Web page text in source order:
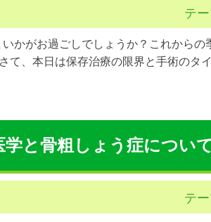
テー
かがお過ごしでしょうか？これからの
て、本日は保存治療の限界と手術のタ
と骨粗しょう症について
テー